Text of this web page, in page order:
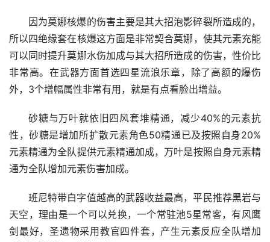
因为莫娜核爆的伤害主要是其大招泡影碎裂所造成的，
所以四绝缘套在核爆这方面是非常契合莫娜，使其元素充能
可以同时提升莫娜水伤加成与其大招所造成的伤害，性价比
非常高。在武器方面首选四星流浪乐章，除了高额的爆伤
外，3个增幅属性非常有用，就是有点看脸出增益。
砂糖与万叶就依旧四风套堆精通，减少40%的元素抗
性，砂糖是增加所扩散元素角色50精通已及按照自身20%
元素精通为全队提供元素精通加成，万叶是按照自身元素精
通为全队增加元素伤害加成。
班尼特带白字值越高的武器收益最高，平民推荐黑岩与
天空，理由是一个可以兑换，一个常驻池5星常客，有风鹰
剑最好，圣遗物采用教官四件套，产生元素反应全队增加